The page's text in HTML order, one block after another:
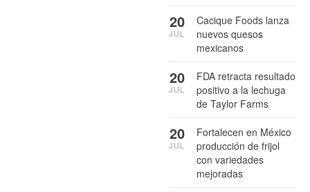
Cacique Foods lanza
nuevos quesos
mexicanos
20
JUL
FDA retracta resultado
positivo a la lechuga
de Taylor Farms
20
JUL
Fortalecen en México
producción de frijol
con variedades
mejoradas
20
JUL